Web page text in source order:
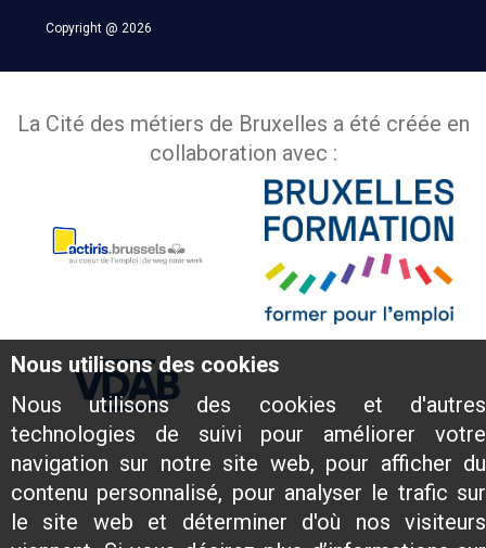
Nous utilisons des cookies
Nous utilisons des cookies et d'autres
technologies de suivi pour améliorer votre
navigation sur notre site web, pour afficher du
contenu personnalisé, pour analyser le trafic sur
le site web et déterminer d'où nos visiteurs
Copyright @ 2026
La Cité des métiers de Bruxelles a été créée en
collaboration avec :